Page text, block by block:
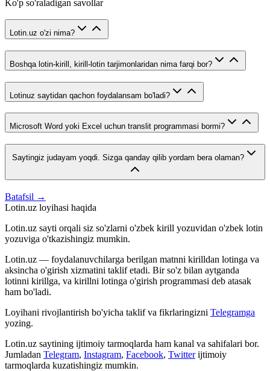
Ko'p so'raladigan savollar
Lotin.uz o'zi nima?
Boshqa lotin-kirill, kirill-lotin tarjimonlaridan nima farqi bor?
Lotinuz saytidan qachon foydalansam bo'ladi?
Microsoft Word yoki Excel uchun translit programmasi bormi?
Saytingiz judayam yoqdi. Sizga qanday qilib yordam bera olaman?
Batafsil →
Lotin.uz loyihasi haqida
Lotin.uz sayti orqali siz so'zlarni o'zbek kirill yozuvidan o'zbek lotin
yozuviga o'tkazishingiz mumkin.
Lotin.uz — foydalanuvchilarga berilgan matnni kirilldan lotinga va
aksincha o'girish xizmatini taklif etadi. Bir so'z bilan aytganda
lotinni kirillga, va kirillni lotinga o'girish programmasi deb atasak
ham bo'ladi.
Loyihani rivojlantirish bo'yicha taklif va fikrlaringizni Telegramga
yozing.
Lotin.uz saytining ijtimoiy tarmoqlarda ham kanal va sahifalari bor.
Jumladan Telegram, Instagram, Facebook, Twitter ijtimoiy
tarmoqlarda kuzatishingiz mumkin.